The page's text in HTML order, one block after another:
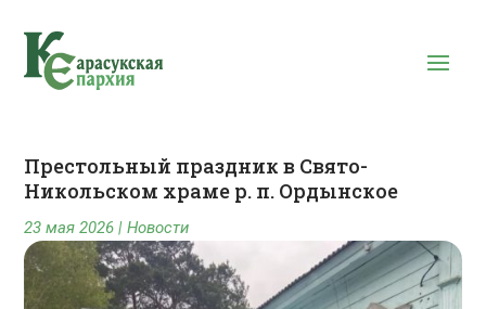
Престольный праздник в Свято-
Никольском храме р. п. Ордынское
23 мая 2026 |Новости